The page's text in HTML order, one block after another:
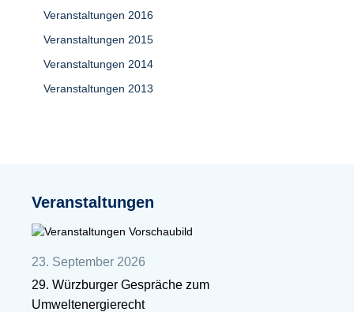
Veranstaltungen 2016
Veranstaltungen 2015
Veranstaltungen 2014
Veranstaltungen 2013
Veranstaltungen
23. September 2026
29. Würzburger Gespräche zum
Umweltenergierecht